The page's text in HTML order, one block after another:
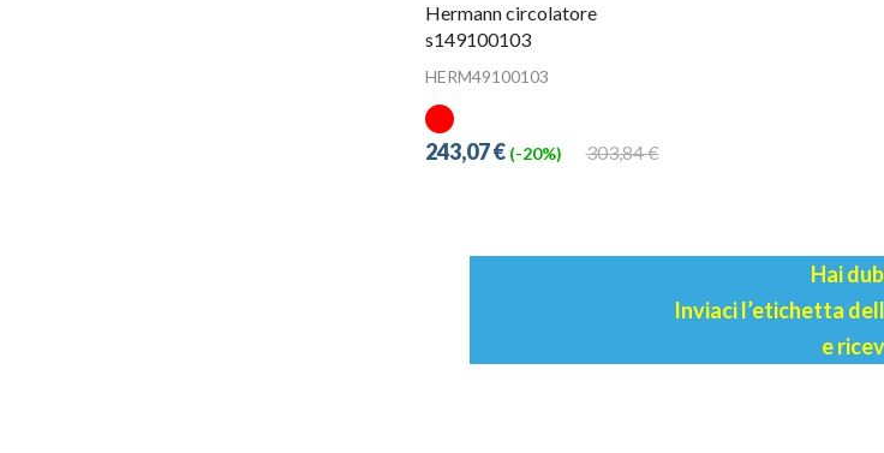
Hermann circolatore
s149100103
HERM49100103
303,84 €
243,07 € (-20%)
Hai
Inviaci l’etichetta
e